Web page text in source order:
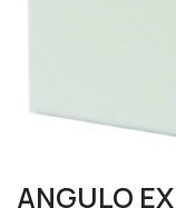
ANGULO